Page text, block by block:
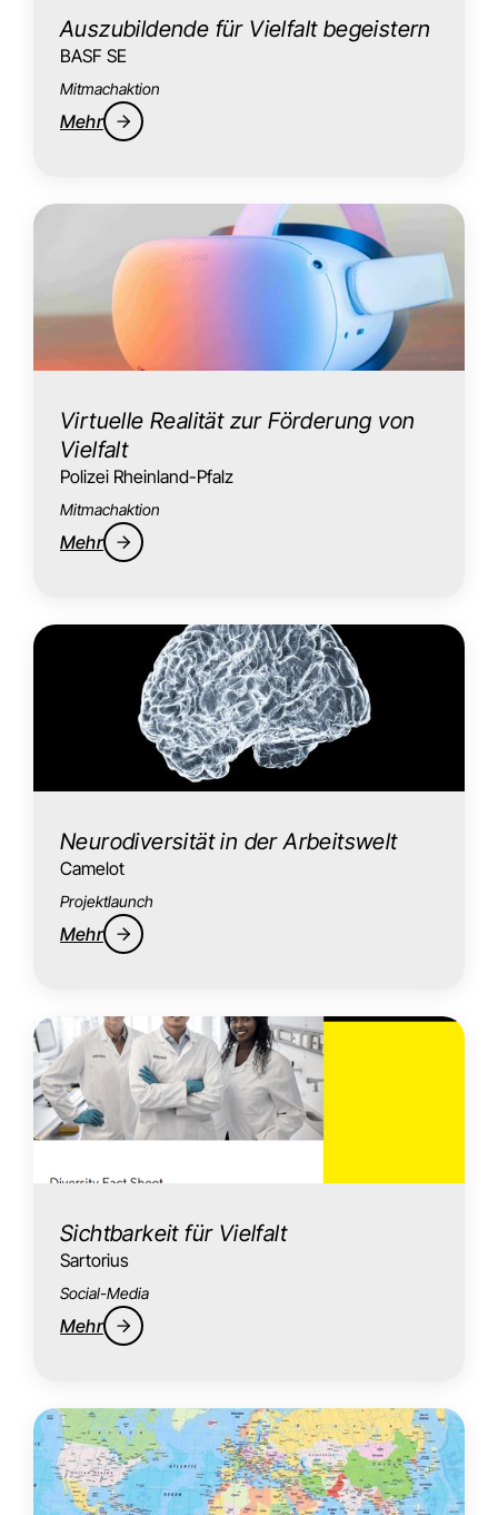
Auszubildende für Vielfalt begeistern
BASF SE
Mitmachaktion
Mehr
Virtuelle Realität zur Förderung von
Vielfalt
Polizei Rheinland-Pfalz
Mitmachaktion
Mehr
Neurodiversität in der Arbeitswelt
Camelot
Projektlaunch
Mehr
Sichtbarkeit für Vielfalt
Sartorius
Social-Media
Mehr